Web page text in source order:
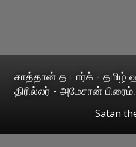
சாத்தான் த டார்க் - தமிழ்
திரில்லர் - அமேசான் பிரைம்.
Satan